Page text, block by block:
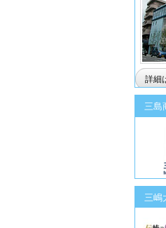
詳細
三島
三嶋